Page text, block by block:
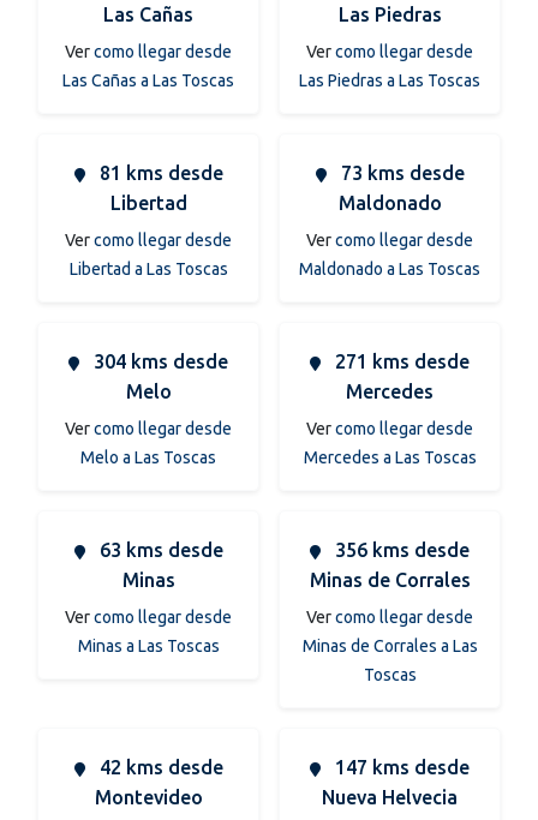
Las Cañas
Vercomo llegar desde
Las Cañas a Las Toscas
Las Piedras
Vercomo llegar desde
Las Piedras a Las Toscas
81 kms desde
Libertad
Vercomo llegar desde
Libertad a Las Toscas
73 kms desde
Maldonado
Vercomo llegar desde
Maldonado a Las Toscas
304 kms desde
Melo
Vercomo llegar desde
Melo a Las Toscas
271 kms desde
Mercedes
Vercomo llegar desde
Mercedes a Las Toscas
63 kms desde
Minas
Vercomo llegar desde
Minas a Las Toscas
356 kms desde
Minas de Corrales
Vercomo llegar desde
Minas de Corrales a Las
Toscas
42 kms desde
Montevideo
147 kms desde
Nueva Helvecia